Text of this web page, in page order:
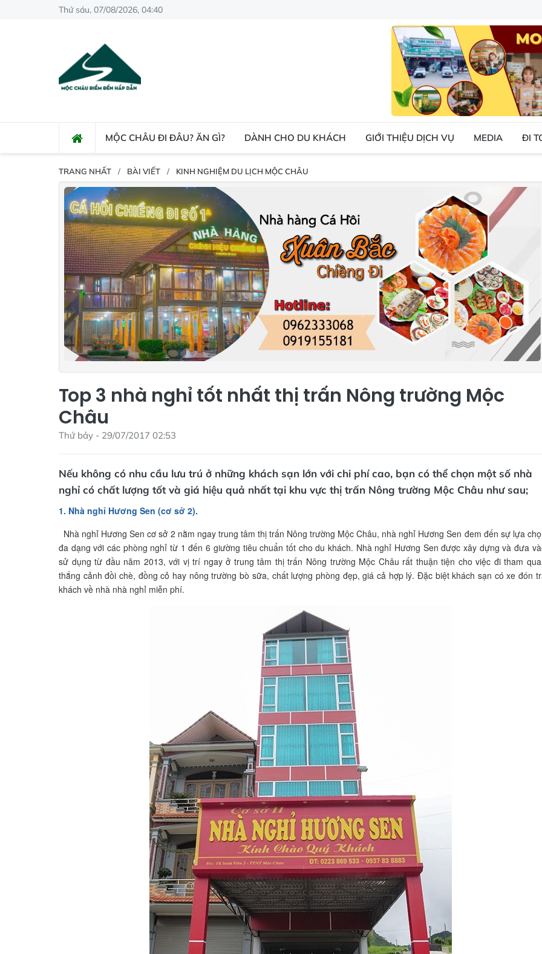
Thứ sáu, 07/08/2026, 04:40
MỘC CHÂU ĐI ĐÂU? ĂN GÌ? DÀNH CHO DU KHÁCH GIỚI THIỆU DỊCH VỤ MEDIA ĐI
TRANG NHẤT BÀI VIẾT KINH NGHIỆM DU LỊCH MỘC CHÂU
Top 3 nhà nghỉ tốt nhất thị trấn Nông trường Mộc
Châu
Thứ bảy - 29/07/2017 02:53
Nếu không có nhu cầu lưu trú ở những khách sạn lớn với chi phí cao, bạn có thể chọn một số nhà
nghỉ có chất lượng tốt và giá hiệu quả nhất tại khu vực thị trấn Nông trường Mộc Châu như sau;
1. Nhà nghỉ Hương Sen (cơ sở 2).
Nhà nghỉ Hương Sen cơ sở 2 nằm ngay trung tâm thị trấn Nông trường Mộc Châu, nhà nghỉ Hương Sen đem đến sự lựa
đa dạng với các phòng nghỉ từ 1 đến 6 giường tiêu chuẩn tốt cho du khách. Nhà nghỉ Hương Sen được xây dựng và đưa
sử dụng từ đầu năm 2013, với vị trí ngay ở trung tâm thị trấn Nông trường Mộc Châu rất thuận tiện cho việc đi tham
thắng cảnh đồi chè, đồng cỏ hay nông trường bò sữa, chất lượng phòng đẹp, giá cả hợp lý. Đặc biệt khách sạn có xe đón
khách về nhà nhà nghỉ miễn phí.